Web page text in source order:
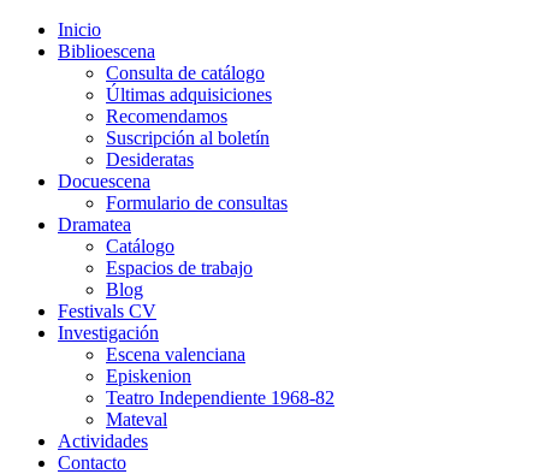
Inicio
Biblioescena
Consulta de catálogo
Últimas adquisiciones
Recomendamos
Suscripción al boletín
Desideratas
Docuescena
Formulario de consultas
Dramatea
Catálogo
Espacios de trabajo
Blog
Festivals CV
Investigación
Escena valenciana
Episkenion
Teatro Independiente 1968-82
Mateval
Actividades
Contacto